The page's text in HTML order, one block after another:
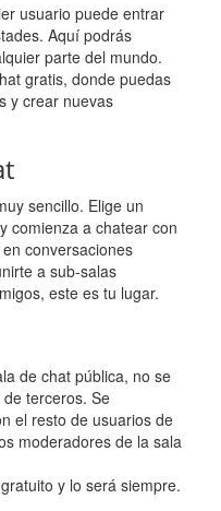
usuario puede entrar
Aquí podrás
parte del mundo.
gratis, donde puedas
y crear nuevas
sencillo. Elige un
comienza a chatear con
conversaciones
a sub-salas
este es tu lugar.
de chat pública, no se
terceros. Se
el resto de usuarios de
moderadores de la sala
y lo será siempre.